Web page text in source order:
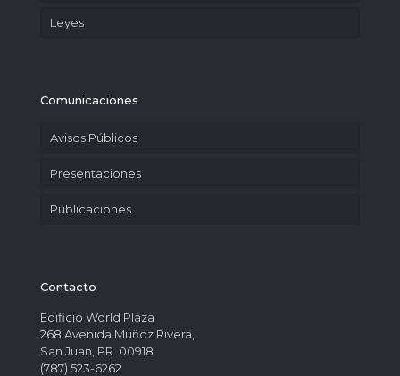
Leyes
Comunicaciones
Avisos Públicos
Presentaciones
Publicaciones
Contacto
Edificio World Plaza
268 Avenida Muñoz Rivera,
San Juan, PR. 00918
(787) 523-6262